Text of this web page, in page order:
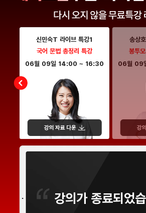
신민숙T 라이브 특강1
국어 문법 총정리 특강
06월 09일 14:00 ~ 16:30
송상
봉투
06월 09
강의가 종료되었